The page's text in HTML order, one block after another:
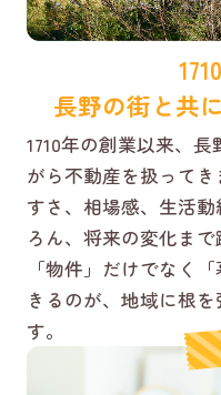
長野の街と共
1710年の創業以来、
がら不動産を扱って
すさ、相場感、生活
ろん、将来の変化まで
「物件」だけでなく
きるのが、地域に根
す。